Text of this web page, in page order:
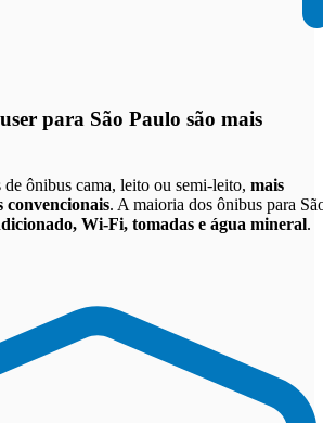
para São Paulo são mais
ônibus cama, leito ou semi-leito, mais
convencionais. A maioria dos ônibus para
Wi-Fi, tomadas e água mineral.